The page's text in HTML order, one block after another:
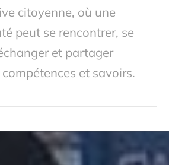
citoyenne, où une
peut se rencontrer, se
et partager
et savoirs.